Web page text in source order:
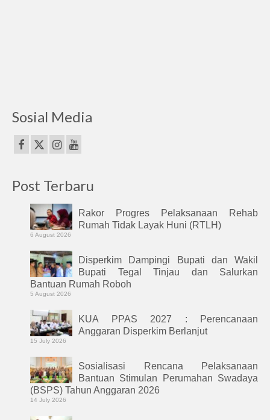
Sosial Media
Post Terbaru
Rakor Progres Pelaksanaan Rehab
Rumah Tidak Layak Huni (RTLH)
6 August 2026
Disperkim Dampingi Bupati dan Wakil
Bupati Tegal Tinjau dan Salurkan
Bantuan Rumah Roboh
5 August 2026
KUA PPAS 2027 : Perencanaan
Anggaran Disperkim Berlanjut
15 July 2026
Sosialisasi Rencana Pelaksanaan
Bantuan Stimulan Perumahan Swadaya
(BSPS) Tahun Anggaran 2026
14 July 2026